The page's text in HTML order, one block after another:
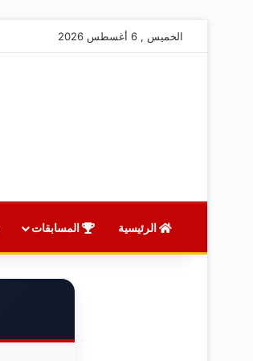
الخميس , 6 أغسطس 2026
الرئيسية المسابقات